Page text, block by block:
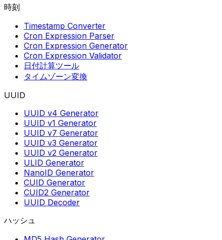
時刻
Timestamp Converter
Cron Expression Parser
Cron Expression Generator
Cron Expression Validator
日付計算ツール
タイムゾーン変換
UUID
UUID v4 Generator
UUID v1 Generator
UUID v7 Generator
UUID v3 Generator
UUID v2 Generator
ULID Generator
NanoID Generator
CUID Generator
CUID2 Generator
UUID Decoder
ハッシュ